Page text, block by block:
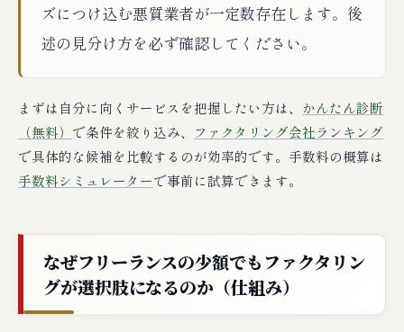
ズにつけ込む悪質業者が一定数存在します。後
述の見分け方を必ず確認してください。
まずは自分に向くサービスを把握したい方は、 かんたん診断
（無料） で条件を絞り込み、 ファクタリング会社ランキング
で具体的な候補を比較するのが効率的です。手数料の概算は
手数料シミュレーターで事前に試算できます。
なぜフリーランスの少額でもファクタリン
グが選択肢になるのか（仕組み）